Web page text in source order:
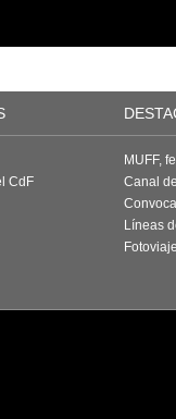
CdF
MUFF,
Canal
Líneas